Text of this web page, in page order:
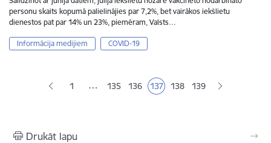
personu skaits kopumā palielinājies par 7,2%, bet vairākos iekšlietu
dienestos pat par 14% un 23%, piemēram, Valsts…
Informācija medijiem COVID-19
1 … Lapa
135 Lapa
136 Pašreizējā lapa
137 Lapa
138 Lapa
139
Drukāt lapu